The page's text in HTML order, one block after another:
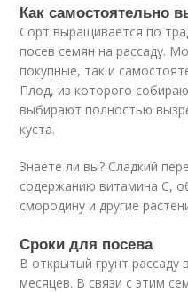
Как самостоятельно
Сорт выращивается по
посев семян на рассаду.
покупные, так и
Плод, из которого
выбирают полностью
куста.
Знаете ли вы? Сладкий
содержанию витамина C,
смородину и другие
Сроки для посева
В открытый грунт
месяцев. В связи с этим